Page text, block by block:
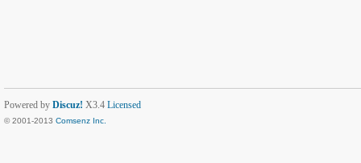
Powered by Discuz! X3.4 Licensed
© 2001-2013 Comsenz Inc.